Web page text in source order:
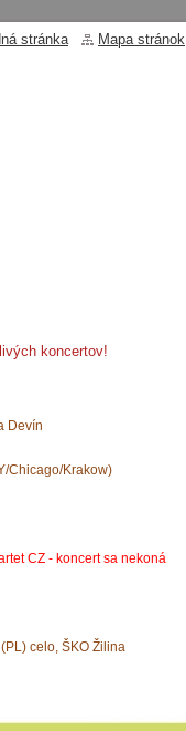
koncertov!
Devín
Chicago/Krakow)
CZ - koncert sa nekoná
celo, ŠKO Žilina
stránka Mapa stránok